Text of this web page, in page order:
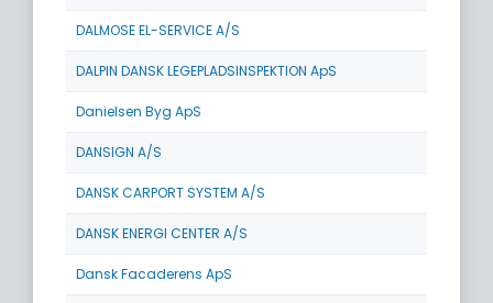
DALMOSE EL-SERVICE A/S
DALPIN DANSK LEGEPLADSINSPEKTION ApS
Danielsen Byg ApS
DANSIGN A/S
DANSK CARPORT SYSTEM A/S
DANSK ENERGI CENTER A/S
Dansk Facaderens ApS